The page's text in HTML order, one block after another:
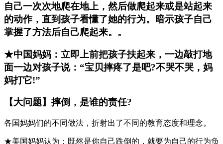
自己一次次地爬在地上，然后做爬起来或是站起来
的动作，直到孩子看懂了她的行为。暗示孩子自己
掌握了方法后自己爬起来。。
★中国妈妈：立即上前把孩子扶起来，一边敲打地
面一边对孩子说：“宝贝摔疼了是吧?不哭不哭，妈
妈打它!”
【大问题】摔倒，是谁的责任?
各国妈妈们的不同做法，折射出了不同的教育态度和理念。
★美国妈妈认为：既然是你自己跌倒的，就要为自己的行为负